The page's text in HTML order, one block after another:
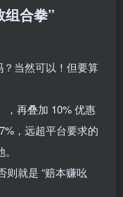
组合拳”
当然可以！但要算
，再叠加 10% 优惠
，远超平台要求的
则就是 “赔本赚吆